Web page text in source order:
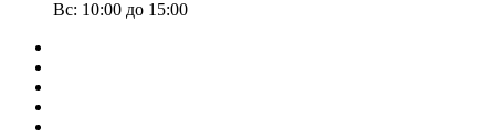
Вс: 10:00 до 15:00